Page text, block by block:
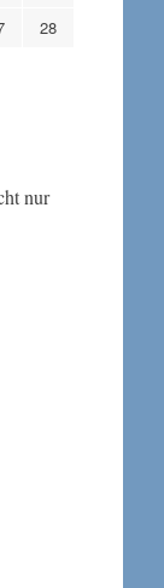
28
nur